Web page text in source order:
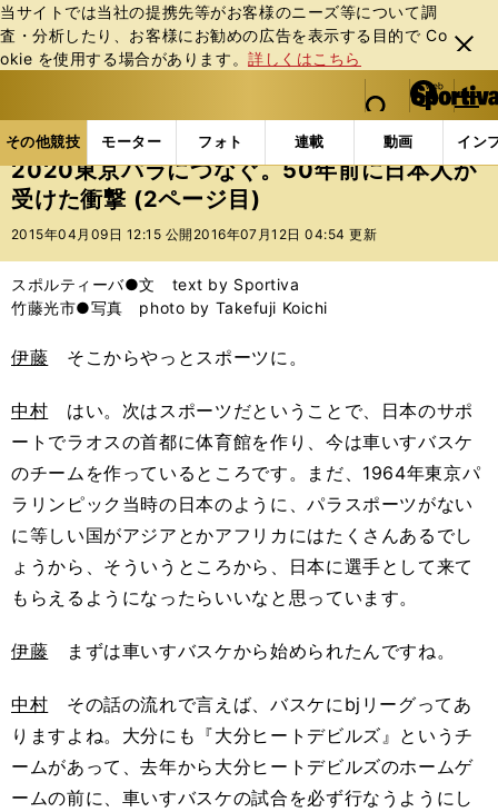
当サイトでは当社の提携先等がお客様のニーズ等について調
査・分析したり、お客様にお勧めの広告を表⽰する⽬的で Co
okie を使⽤する場合があります。詳しくはこちら
閉じ
る
web Sportiva (webスポルティーバ)
検索
マイペ
ー
ジ
メニュ
その他競技 モーター フォト 連載 動画 イン
ス
ポ
ル
バ
その他競技の記事一覧 パラスポーツ 2020東京パラ
2020東京パラにつなぐ。50年前に日本人が
受けた衝撃 (2ページ目)
2015年04月09日 12:15 公開 2016年07月12日 04:54 更新
スポルティーバ●文 text by Sportiva
竹藤光市●写真 photo by Takefuji Koichi
伊藤 そこからやっとスポーツに。
中村 はい。次はスポーツだということで、日本のサポ
ートでラオスの首都に体育館を作り、今は車いすバスケ
のチームを作っているところです。まだ、1964年東京パ
ラリンピック当時の日本のように、パラスポーツがない
に等しい国がアジアとかアフリカにはたくさんあるでし
ょうから、そういうところから、日本に選手として来て
もらえるようになったらいいなと思っています。
伊藤 まずは車いすバスケから始められたんですね。
中村 その話の流れで言えば、バスケにbjリーグってあ
りますよね。大分にも『大分ヒートデビルズ』というチ
ームがあって、去年から大分ヒートデビルズのホームゲ
ームの前に、車いすバスケの試合を必ず行なうようにし